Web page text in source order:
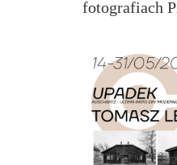
fotografiach